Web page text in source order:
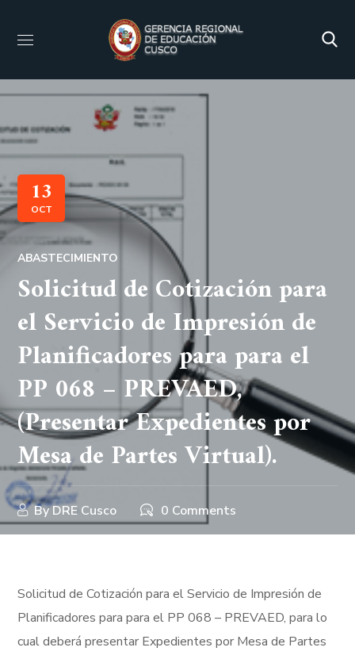
13
OCT
ABASTECIMIENTO
Solicitud de Cotización para
el Servicio de Impresión de
Planificadores para para el
PP 068 – PREVAED,
(Presentar Expedientes por
Mesa de Partes Virtual).
ByDRE Cusco 0 Comments
Solicitud de Cotización para el Servicio de Impresión de
Planificadores para para el PP 068 – PREVAED, para lo
cual deberá presentar Expedientes por Mesa de Partes